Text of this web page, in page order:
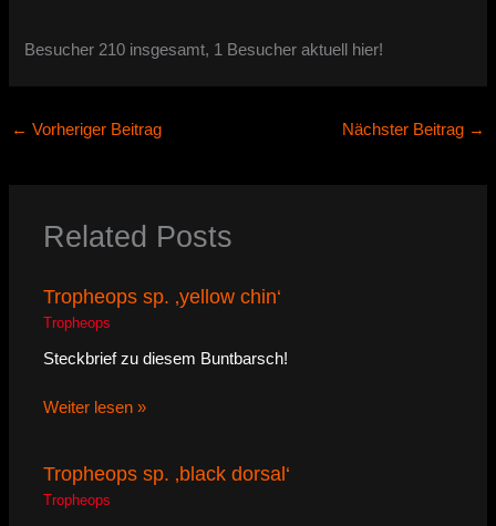
Besucher 210 insgesamt, 1 Besucher aktuell hier!
← Vorheriger Beitrag Nächster Beitrag →
Related Posts
Tropheops sp. ‚yellow chin‘
Tropheops
Steckbrief zu diesem Buntbarsch!
Weiter lesen »
Tropheops sp. ‚black dorsal‘
Tropheops